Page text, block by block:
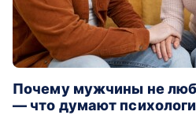
Почему мужчины не
— что думают психологи